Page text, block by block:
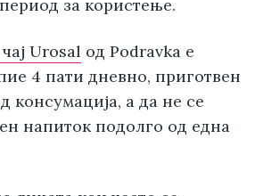
за користење.
Urosal од Podravka е
4 пати дневно, приготвен
консумација, а да не се
напиток подолго од една